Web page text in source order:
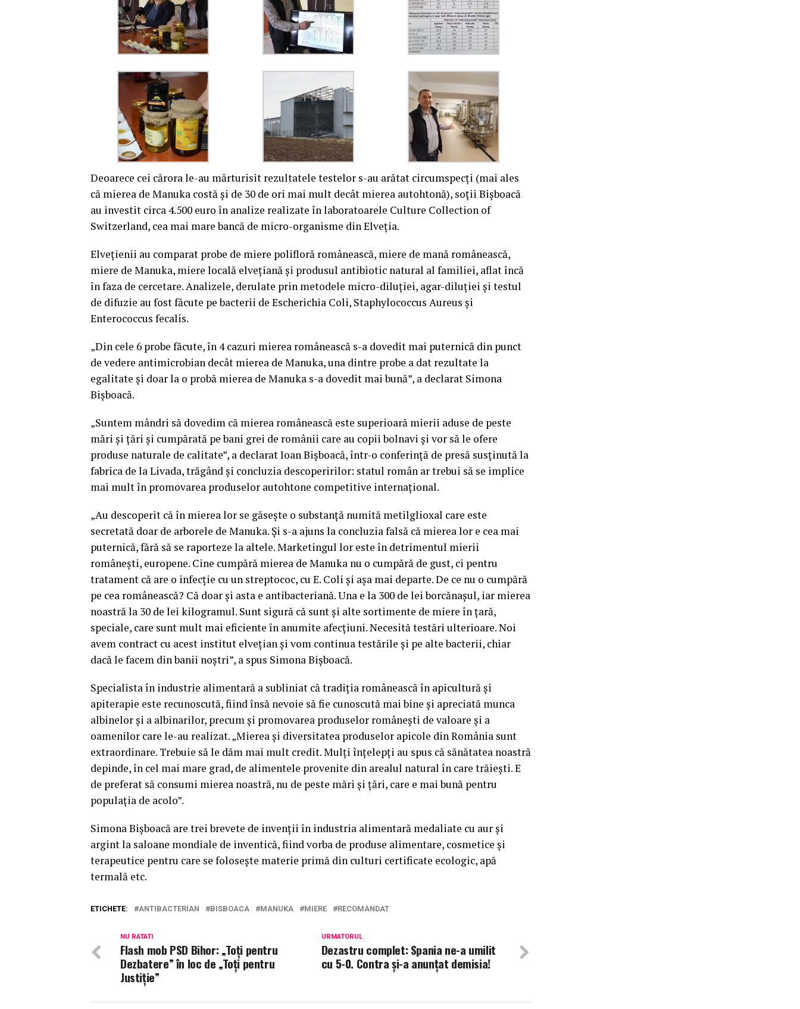
Deoarece cei cărora le-au mărturisit rezultatele testelor s-au arătat circumspecţi (mai ales
că mierea de Manuka costă şi de 30 de ori mai mult decât mierea autohtonă), soţii Bişboacă
au investit circa 4.500 euro în analize realizate în laboratoarele Culture Collection of
Switzerland, cea mai mare bancă de micro-organisme din Elveţia.
Elveţienii au comparat probe de miere polifloră românească, miere de mană românească,
miere de Manuka, miere locală elveţiană şi produsul antibiotic natural al familiei, aflat încă
în faza de cercetare. Analizele, derulate prin metodele micro-diluţiei, agar-diluţiei şi testul
de difuzie au fost făcute pe bacterii de Escherichia Coli, Staphylococcus Aureus şi
Enterococcus fecalis.
„Din cele 6 probe făcute, în 4 cazuri mierea românească s-a dovedit mai puternică din punct
de vedere antimicrobian decât mierea de Manuka, una dintre probe a dat rezultate la
egalitate şi doar la o probă mierea de Manuka s-a dovedit mai bună”, a declarat Simona
Bişboacă.
„Suntem mândri să dovedim că mierea românească este superioară mierii aduse de peste
mări şi ţări şi cumpărată pe bani grei de românii care au copii bolnavi şi vor să le ofere
produse naturale de calitate”, a declarat Ioan Bişboacă, într-o conferinţă de presă susţinută la
fabrica de la Livada, trăgând şi concluzia descoperirilor: statul român ar trebui să se implice
mai mult în promovarea produselor autohtone competitive internaţional.
„Au descoperit că în mierea lor se găseşte o substanţă numită metilglioxal care este
secretată doar de arborele de Manuka. Şi s-a ajuns la concluzia falsă că mierea lor e cea mai
puternică, fără să se raporteze la altele. Marketingul lor este în detrimentul mierii
româneşti, europene. Cine cumpără mierea de Manuka nu o cumpără de gust, ci pentru
tratament că are o infecţie cu un streptococ, cu E. Coli şi aşa mai departe. De ce nu o cumpără
pe cea românească? Că doar şi asta e antibacteriană. Una e la 300 de lei borcănaşul, iar mierea
noastră la 30 de lei kilogramul. Sunt sigură că sunt şi alte sortimente de miere în ţară,
speciale, care sunt mult mai eficiente în anumite afecţiuni. Necesită testări ulterioare. Noi
avem contract cu acest institut elveţian şi vom continua testările şi pe alte bacterii, chiar
dacă le facem din banii noştri”, a spus Simona Bişboacă.
Specialista în industrie alimentară a subliniat că tradiţia românească în apicultură şi
apiterapie este recunoscută, fiind însă nevoie să fie cunoscută mai bine şi apreciată munca
albinelor şi a albinarilor, precum şi promovarea produselor româneşti de valoare şi a
oamenilor care le-au realizat. „Mierea şi diversitatea produselor apicole din România sunt
extraordinare. Trebuie să le dăm mai mult credit. Mulţi înţelepţi au spus că sănătatea noastră
depinde, în cel mai mare grad, de alimentele provenite din arealul natural în care trăieşti. E
de preferat să consumi mierea noastră, nu de peste mări şi ţări, care e mai bună pentru
populaţia de acolo”.
Simona Bişboacă are trei brevete de invenţii în industria alimentară medaliate cu aur şi
argint la saloane mondiale de inventică, fiind vorba de produse alimentare, cosmetice şi
terapeutice pentru care se foloseşte materie primă din culturi certificate ecologic, apă
termală etc.
ETICHETE: ANTIBACTERIAN BISBOACA MANUKA MIERE RECOMANDAT
URMATORUL
Dezastru complet: Spania ne-a umilit
cu 5-0. Contra şi-a anunţat demisia!
NU RATATI
Flash mob PSD Bihor: „Toţi pentru
Dezbatere” în loc de „Toţi pentru
Justiţie”